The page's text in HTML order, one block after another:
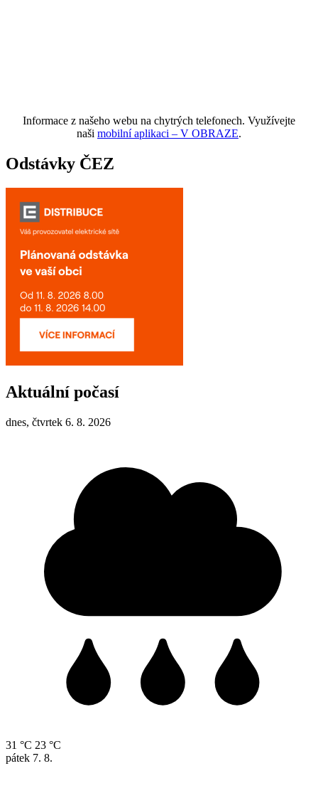
Informace z našeho webu na chytrých telefonech. Využívejte
naši mobilní aplikaci – V OBRAZE.
Odstávky ČEZ
Aktuální počasí
dnes, čtvrtek 6. 8. 2026
31 °C 23 °C
pátek 7. 8.